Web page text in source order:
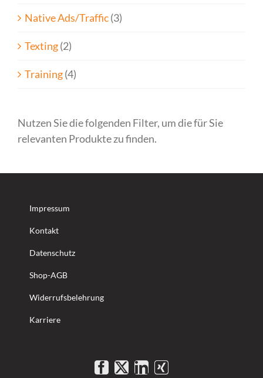
Native Ads/Traffic(3)
Texting(2)
Training(4)
Nutzen Sie die folgenden Filter, um die für Sie
relevanten Produkte zu finden.
Impressum
Kontakt
Datenschutz
Shop-AGB
Widerrufsbelehrung
Karriere